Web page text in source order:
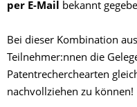
per E-Mail bekannt
Bei dieser Kombination
Teilnehmer:nnen die
Patentrecherchearten
nachvollziehen zu können!